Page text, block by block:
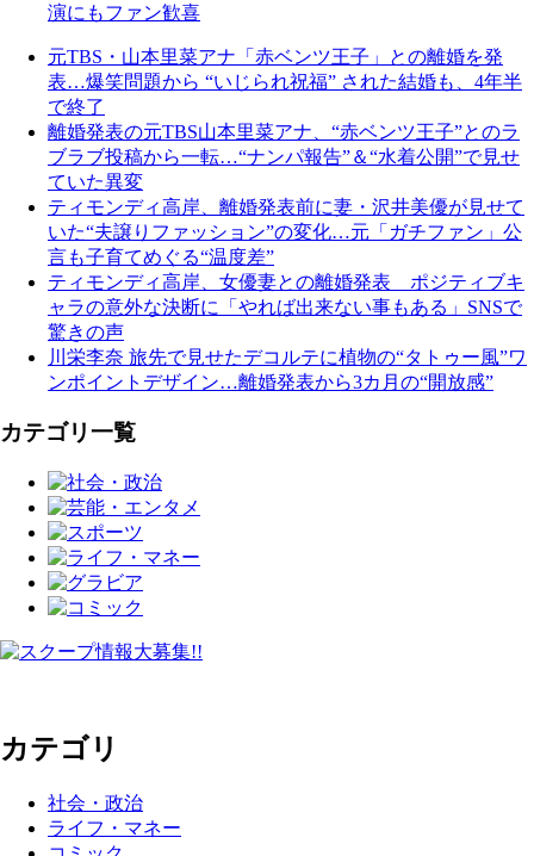
演にもファン歓喜
元TBS・山本里菜アナ「赤ベンツ王子」との離婚を発
表…爆笑問題から “いじられ祝福” された結婚も、4年半
で終了
離婚発表の元TBS山本里菜アナ、“赤ベンツ王子”とのラ
ブラブ投稿から一転…“ナンパ報告”＆“水着公開”で見せ
ていた異変
ティモンディ高岸、離婚発表前に妻・沢井美優が見せて
いた“夫譲りファッション”の変化…元「ガチファン」公
言も子育てめぐる“温度差”
ティモンディ高岸、女優妻との離婚発表 ポジティブキ
ャラの意外な決断に「やれば出来ない事もある」SNSで
驚きの声
川栄李奈 旅先で見せたデコルテに植物の“タトゥー風”ワ
ンポイントデザイン…離婚発表から3カ月の“開放感”
カテゴリ一覧
カテゴリ
社会・政治
ライフ・マネー